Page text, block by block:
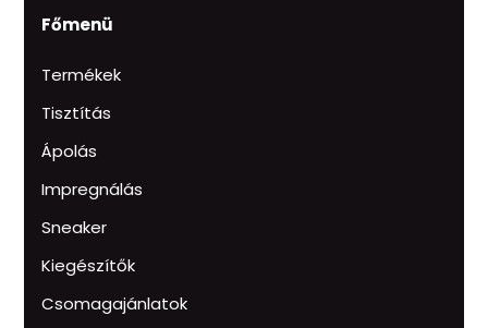
Főmenü
Termékek
Tisztítás
Ápolás
Impregnálás
Sneaker
Kiegészítők
Csomagajánlatok